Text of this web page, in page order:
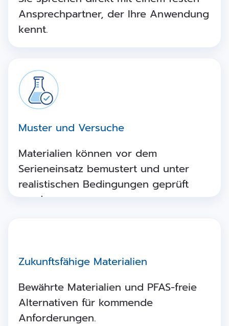
Ansprechpartner, der Ihre Anwendung
kennt.
Muster und Versuche
Materialien können vor dem
Serieneinsatz bemustert und unter
realistischen Bedingungen geprüft
werden.
Zukunftsfähige Materialien
Bewährte Materialien und PFAS-freie
Alternativen für kommende
Anforderungen.